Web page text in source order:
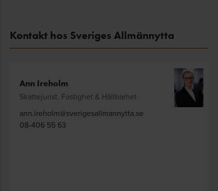
Kontakt hos Sveriges Allmännytta
Ann Ireholm
Skattejurist, Fastighet & Hållbarhet
ann.ireholm@sverigesallmannytta.se
08-406 55 63